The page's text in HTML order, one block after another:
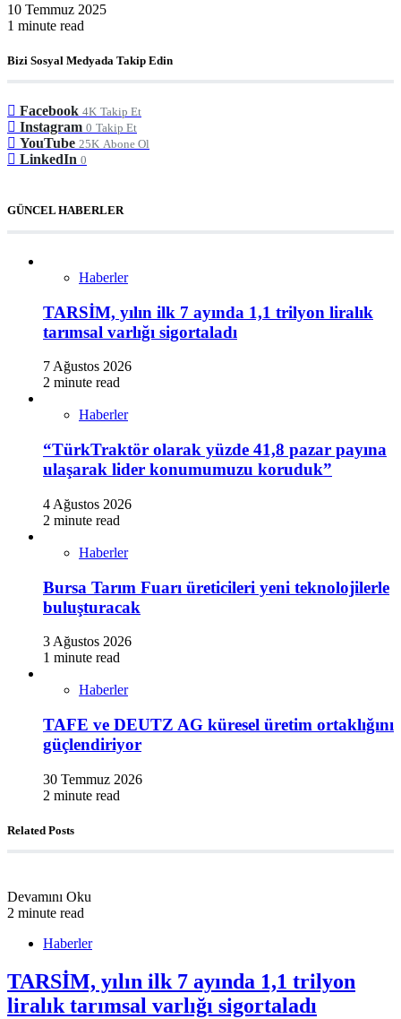
10 Temmuz 2025
1 minute read
Bizi Sosyal Medyada Takip Edin
Facebook 4K Takip Et
Instagram 0 Takip Et
YouTube 25K Abone Ol
LinkedIn 0
GÜNCEL HABERLER
Haberler
TARSİM, yılın ilk 7 ayında 1,1 trilyon liralık
tarımsal varlığı sigortaladı
7 Ağustos 2026
2 minute read
Haberler
“TürkTraktör olarak yüzde 41,8 pazar payına
ulaşarak lider konumumuzu koruduk”
4 Ağustos 2026
2 minute read
Haberler
Bursa Tarım Fuarı üreticileri yeni teknolojilerle
buluşturacak
3 Ağustos 2026
1 minute read
Haberler
TAFE ve DEUTZ AG küresel üretim ortaklığını
güçlendiriyor
30 Temmuz 2026
2 minute read
Related Posts
Devamını Oku
2 minute read
Haberler
TARSİM, yılın ilk 7 ayında 1,1 trilyon
liralık tarımsal varlığı sigortaladı